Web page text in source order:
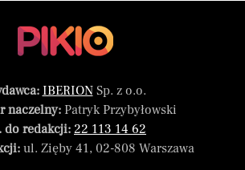
IBERIONSp. z o.o.
naczelny:Patryk Przybyłowski
do redakcji: 22 113 14 62
ul. Zięby 41, 02-808 Warszawa